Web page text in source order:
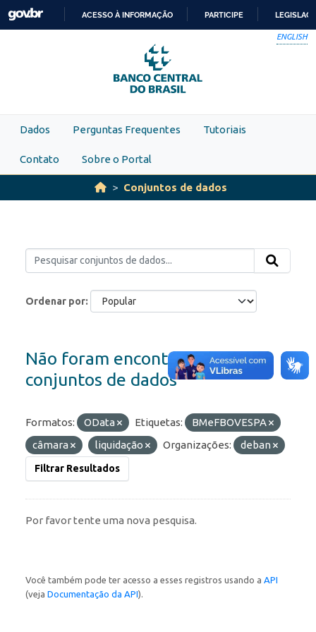
Skip to main content
PARA
O
CONTEÚDO
ACESSO À INFORMAÇÃO PARTICIPE
ENGLISH
Dados Perguntas Frequentes Tutoriais
Contato Sobre o Portal
Conjuntos de dados
Ordenar por
Não foram encontrados
conjuntos de dados
Formatos: OData Etiquetas:
BMeFBOVESPA
câmara
liquidação Organizações: deban
Filtrar Resultados
Por favor tente uma nova pesquisa.
Você também pode ter acesso a esses registros usando a API
(veja Documentação da API).